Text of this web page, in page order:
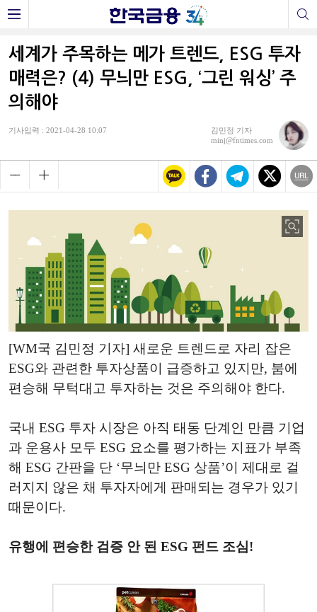
세계가 주목하는 메가 트렌드, ESG 투자
매력은? (4) 무늬만 ESG, ‘그린 워싱’ 주
의해야
기사입력 : 2021-04-28 10:07
김민정 기자
minj@fntimes.com
[WM국 김민정 기자] 새로운 트렌드로 자리 잡은
ESG와 관련한 투자상품이 급증하고 있지만, 붐에
편승해 무턱대고 투자하는 것은 주의해야 한다.
국내 ESG 투자 시장은 아직 태동 단계인 만큼 기업
과 운용사 모두 ESG 요소를 평가하는 지표가 부족
해 ESG 간판을 단 ‘무늬만 ESG 상품’이 제대로 걸
러지지 않은 채 투자자에게 판매되는 경우가 있기
때문이다.
유행에 편승한 검증 안 된 ESG 펀드 조심!